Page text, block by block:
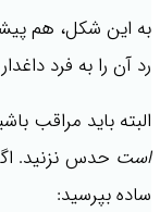
به این شکل، هم
رد آن را به فرد
البته باید مراقب
است حدس نزنید.
ساده بپرسید: